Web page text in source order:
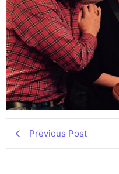
Previous Post